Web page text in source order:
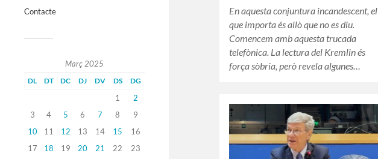
Contacte
Març 2025
DL DT DC DJ DV DS DG
1
2
3
4 5 6 7 8
9
10
11 12 13 14 15
16
17
18 19 20 21 22
23
En aquesta conjuntura incandescent, el
que importa és allò que no es diu.
Comencem amb aquesta trucada
telefònica. La lectura del Kremlin és
força sòbria, però revela algunes…